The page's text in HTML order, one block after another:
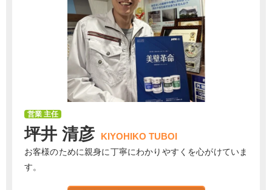
営業 主任
坪井 清彦 KIYOHIKO TUBOI
お客様のために親身に丁寧にわかりやすくを心がけていま
す。